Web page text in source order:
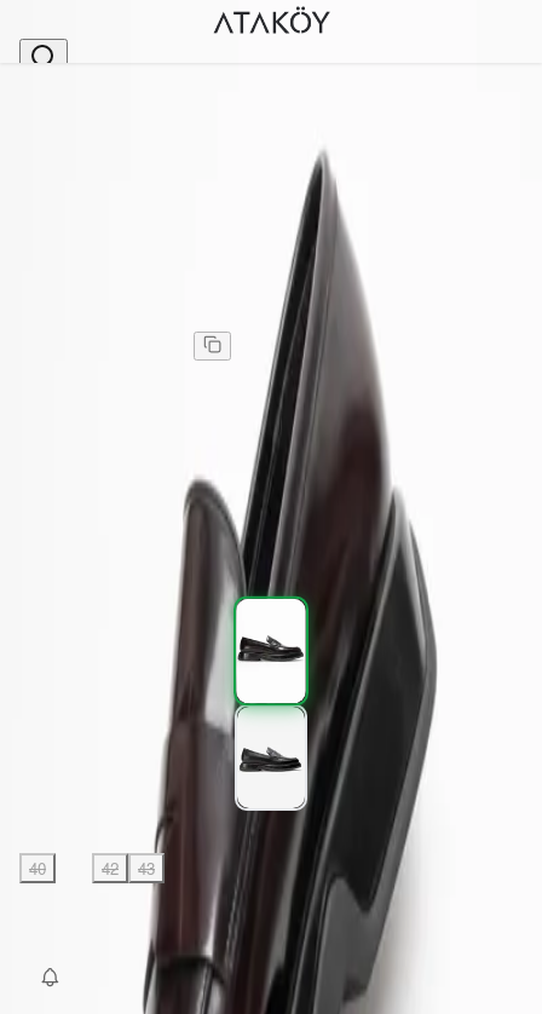
Erkek Hakiki Deri Loafer Ayakkabı Bordo Rugan
Erkek Hakiki Deri Loafer Ayakkabı Bordo Rugan
5.995,00 TL
40 42 43 45
SEPETE EKLE